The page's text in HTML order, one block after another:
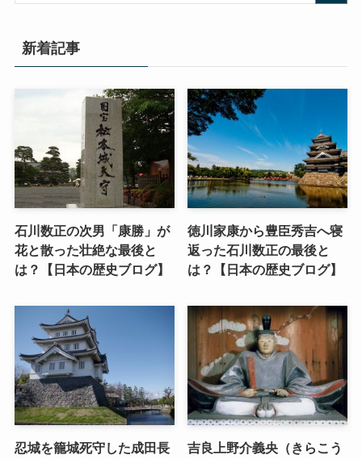
新着記事
石川数正の次男「康勝」が
花と散った壮絶な最後と
は？【日本の歴史ブログ】
徳川家康から豊臣秀吉へ寝
返った石川数正の最後と
は？【日本の歴史ブログ】
忍城を籠城死守した成田長
吉良上野介義央（きらこう